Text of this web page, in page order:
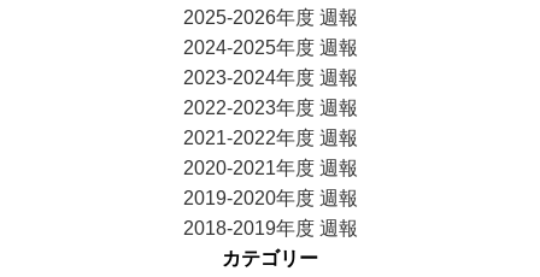
2025-2026年度 週報
2024-2025年度 週報
2023-2024年度 週報
2022-2023年度 週報
2021-2022年度 週報
2020-2021年度 週報
2019-2020年度 週報
2018-2019年度 週報
カテゴリー